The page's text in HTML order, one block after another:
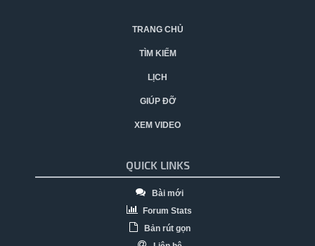
TRANG CHỦ
TÌM KIẾM
LỊCH
GIÚP ĐỠ
XEM VIDEO
QUICK LINKS
Bài mới
Forum Stats
Bản rút gọn